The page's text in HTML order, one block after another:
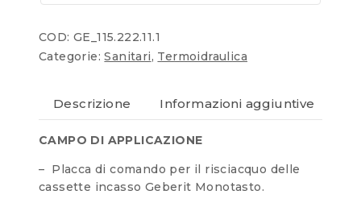
COD: GE_115.222.11.1
Categorie:Sanitari, Termoidraulica
Descrizione Informazioni aggiuntive
CAMPO DI APPLICAZIONE
– Placca di comando per il risciacquo delle
cassette incasso Geberit Monotasto.